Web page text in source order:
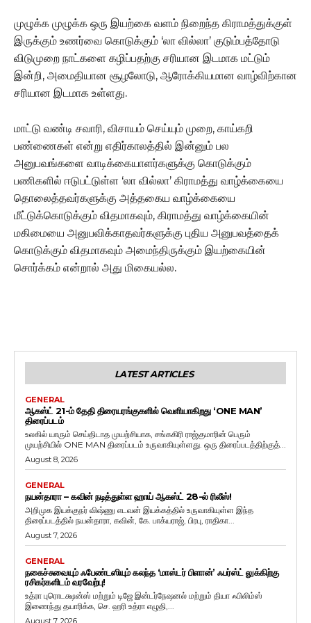
முழுக்க முழுக்க ஒரு இயற்கை வளம் நிறைந்த கிராமத்துக்குள்
இருக்கும் உணர்வை கொடுக்கும் ‘லா வில்லா’ குடும்பத்தோடு
விடுமுறை நாட்களை கழிப்பதற்கு சரியான இடமாக மட்டும்
இன்றி, அமைதியான சூழலோடு, ஆரோக்கியமான வாழ்விற்கான
சரியான இடமாக உள்ளது.
மாட்டு வண்டி சவாரி, விசாயம் செய்யும் முறை, காய்கறி
பண்ணைகள் என்று எதிர்காலத்தில் இன்னும் பல
அனுபவங்களை வாடிக்கையாளர்களுக்கு கொடுக்கும்
பணிகளில் ஈடுபட்டுள்ள ‘லா வில்லா’ கிராமத்து வாழ்க்கையை
தொலைத்தவர்களுக்கு அத்தகைய வாழ்க்கையை
மீட்டுக்கொடுக்கும் விதமாகவும், கிராமத்து வாழ்க்கையின்
மகிமையை அனுபவிக்காதவர்களுக்கு புதிய அனுபவத்தைக்
கொடுக்கும் விதமாகவும் அமைந்திருக்கும் இயற்கையின்
சொர்க்கம் என்றால் அது மிகையல்ல.
LATEST ARTICLES
GENERAL
ஆகஸ்ட் 21-ம் தேதி திரையரங்குகளில் வெளியாகிறது ‘ONE MAN’
திரைப்படம்
உலகில் யாரும் செய்திடாத முயற்சியாக, சங்ககிரி ராஜ்குமாரின் பெரும்
முயற்சியில் ONE MAN திரைப்படம் உருவாகியுள்ளது. ஒரு திரைப்படத்திற்குத்...
August 8, 2026
GENERAL
நயன்தாரா – கவின் நடித்துள்ள ஹாய் ஆகஸ்ட் 28-ல் ரிலீஸ்!
அறிமுக இயக்குநர் விஷ்ணு எடவன் இயக்கத்தில் உருவாகியுள்ள இந்த
திரைப்படத்தில் நயன்தாரா, கவின், கே. பாக்யராஜ், பிரபு, ராதிகா...
August 7, 2026
GENERAL
நகைச்சுவையும் ஃபேண்டஸியும் கலந்த ‘மாஸ்டர் பிளான்’ ஃபர்ஸ்ட் லுக்கிற்கு
ரசிகர்களிடம் வரவேற்பு!
உத்ரா புரொடக்ஷன்ஸ் மற்றும் டிஜே இன்டர்நேஷனல் மற்றும் தியா ஃபிலிம்ஸ்
இணைந்து தயாரிக்க, செ. ஹரி உத்ரா எழுதி,...
August 7, 2026